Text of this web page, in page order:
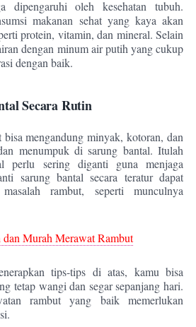
dipengaruhi oleh kesehatan tubuh.
makanan sehat yang kaya akan
protein, vitamin, dan mineral. Selain
dengan minum air putih yang cukup
dengan baik.
Secara Rutin
mengandung minyak, kotoran, dan
menumpuk di sarung bantal. Itulah
perlu sering diganti guna menjaga
sarung bantal secara teratur dapat
rambut, seperti munculnya
Murah Merawat Rambut
tips-tips di atas, kamu bisa
tetap wangi dan segar sepanjang hari.
rambut yang baik memerlukan